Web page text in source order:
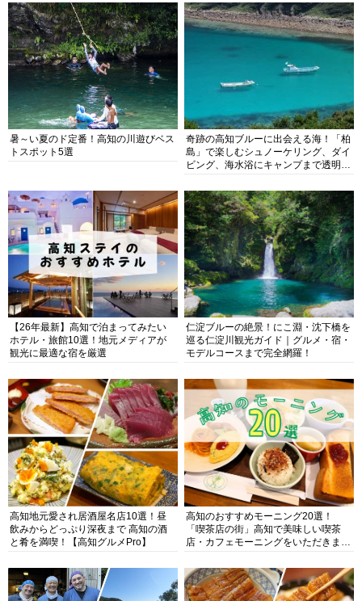
暑～い夏のド定番！高知の川遊びベス
トスポット5選
奇跡の高知ブルーに出会える海！「柏
島」で楽しむシュノーケリング、ダイ
ビング、海水浴にキャンプまで透明度
【26年最新】高知で泊まってみたい
ホテル・旅館10選！地元メディアが
観光に最適な宿を厳選
仁淀ブルーの絶景！にこ淵・沈下橋を
巡る仁淀川観光ガイド｜グルメ・宿・
モデルコースまで完全網羅！
高知地元愛され居酒屋名店10選！昼
飲みからどっぷり深夜まで 高知の酒
と肴を満喫！【高知グルメPro】
高知のおすすめモーニング20選！
「喫茶店の街」高知で美味しい喫茶
店・カフェモーニングをいただきま